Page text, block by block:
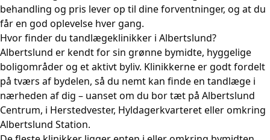
behandling og pris lever op til dine forventninger, og at du
får en god oplevelse hver gang.
Hvor finder du tandlægeklinikker i Albertslund?
Albertslund er kendt for sin grønne bymidte, hyggelige
boligområder og et aktivt byliv. Klinikkerne er godt fordelt
på tværs af bydelen, så du nemt kan finde en tandlæge i
nærheden af dig – uanset om du bor tæt på Albertslund
Centrum, i Herstedvester, Hyldagerkvarteret eller omkring
Albertslund Station.